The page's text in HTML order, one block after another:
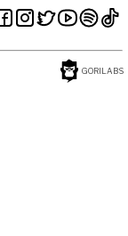
GORILABS